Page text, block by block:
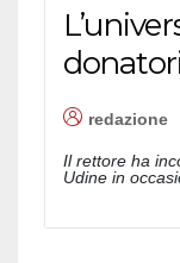
redazione
Il rettore ha
Udine in